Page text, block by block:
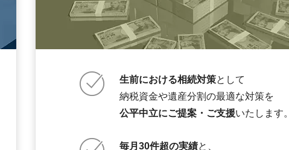
生前における相続対策として
納税資金や遺産分割の最適な対策を
公平中立にご提案・ご支援いたします。
毎月30件超の実績と、